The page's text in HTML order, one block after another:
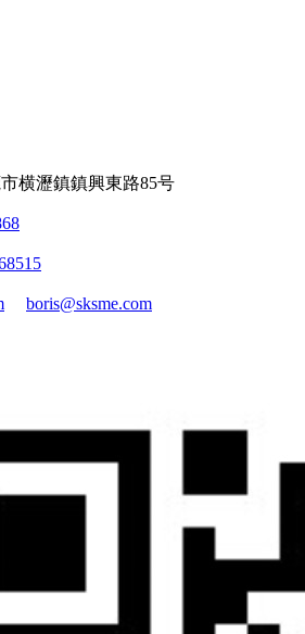
横瀝鎮鎮興東路85号
boris@sksme.com